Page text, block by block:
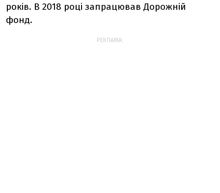
років. В 2018 році запрацював Дорожній
фонд.
РЕКЛАМА: